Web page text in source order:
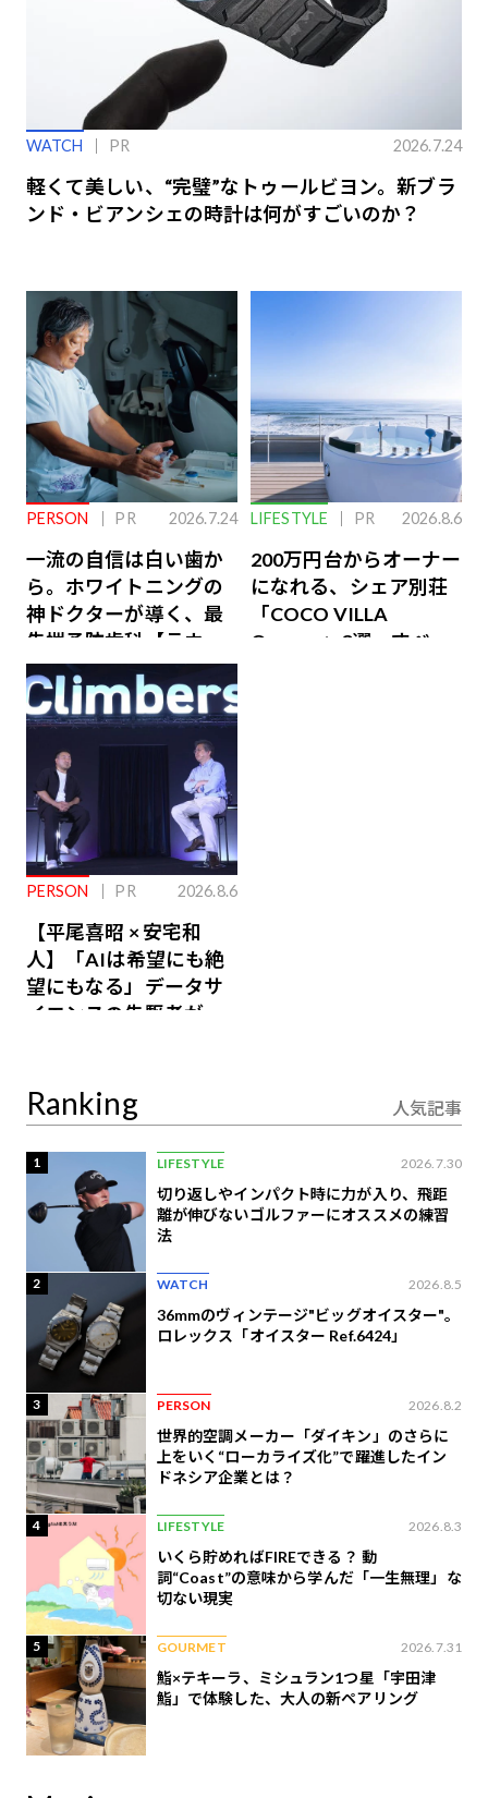
WATCH PR 2026.7.24
軽くて美しい、“完璧”なトゥールビヨン。新ブラ
ンド・ビアンシェの時計は何がすごいのか？
PERSON PR 2026.7.24
一流の自信は白い歯か
ら。ホワイトニングの
神ドクターが導く、最
先端予防歯科【ラウン
ジ会員特典あり】
LIFESTYLE PR 2026.8.6
200万円台からオーナー
になれる、シェア別荘
「COCO VILLA
Owners」3選。すべて
PERSON PR 2026.8.6
【平尾喜昭 × 安宅和
人】「AIは希望にも絶
望にもなる」データサ
イエンスの先駆者が語
Ranking 人気記事
1 LIFESTYLE 2026.7.30
切り返しやインパクト時に力が入り、飛距
離が伸びないゴルファーにオススメの練習
法
2 WATCH 2026.8.5
36mmのヴィンテージ"ビッグオイスター"。
ロレックス「オイスター Ref.6424」
3 PERSON 2026.8.2
世界的空調メーカー「ダイキン」のさらに
上をいく“ローカライズ化”で躍進したイン
ドネシア企業とは？
4 LIFESTYLE 2026.8.3
いくら貯めればFIREできる？ 動
詞“Coast”の意味から学んだ「一生無理」な
切ない現実
5 GOURMET 2026.7.31
鮨×テキーラ、ミシュラン1つ星「宇田津
鮨」で体験した、大人の新ペアリング